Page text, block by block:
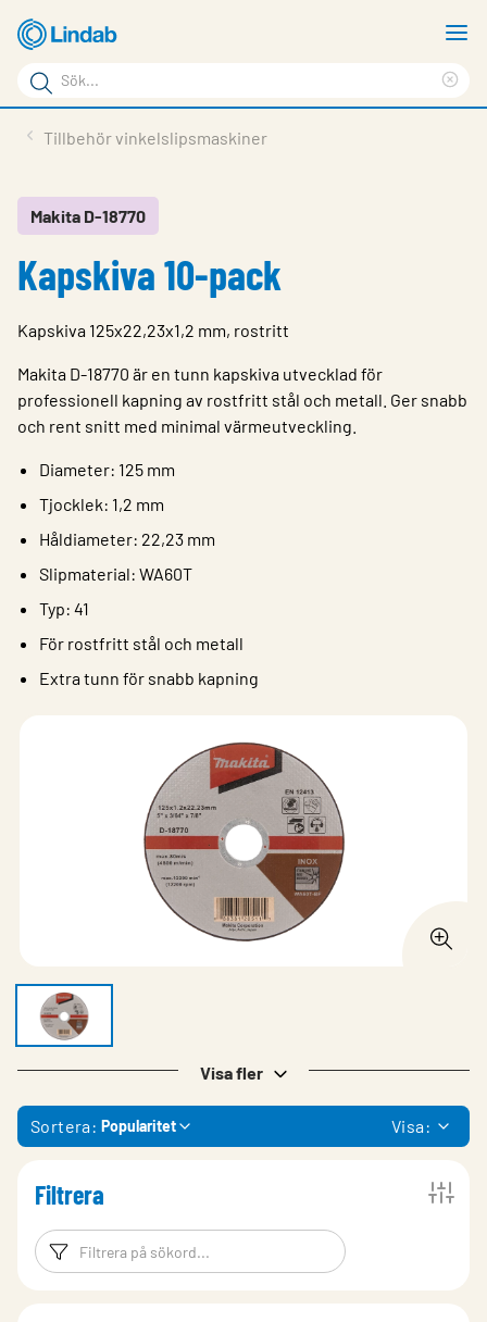
Hoppa
till
huvudinnehållet
Sökord
Sök
på
Service & Support
Hållbarhet
Logga in
Tillbehör vinkelslipsmaskiner
Makita D-18770
Kapskiva 10-pack
Kapskiva 125x22,23x1,2 mm, rostritt
Makita D-18770 är en tunn kapskiva utvecklad för
professionell kapning av rostfritt stål och metall. Ger snabb
och rent snitt med minimal värmeutveckling.
Diameter: 125 mm
Tjocklek: 1,2 mm
Håldiameter: 22,23 mm
Slipmaterial: WA60T
Typ: 41
För rostfritt stål och metall
Extra tunn för snabb kapning
Visa fler
Sortera: Popularitet Visa:
Filtrera
Filtreringsord Filtrera